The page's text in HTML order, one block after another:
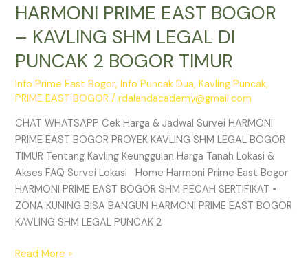
HARMONI PRIME EAST BOGOR
– KAVLING SHM LEGAL DI
PUNCAK 2 BOGOR TIMUR
Info Prime East Bogor,Info Puncak Dua,Kavling Puncak,
PRIME EAST BOGOR /rdalandacademy@gmail.com
CHAT WHATSAPP Cek Harga & Jadwal Survei HARMONI
PRIME EAST BOGOR PROYEK KAVLING SHM LEGAL BOGOR
TIMUR Tentang Kavling Keunggulan Harga Tanah Lokasi &
Akses FAQ Survei Lokasi Home Harmoni Prime East Bogor
HARMONI PRIME EAST BOGOR SHM PECAH SERTIFIKAT •
ZONA KUNING BISA BANGUN HARMONI PRIME EAST BOGOR
KAVLING SHM LEGAL PUNCAK 2
Read More »